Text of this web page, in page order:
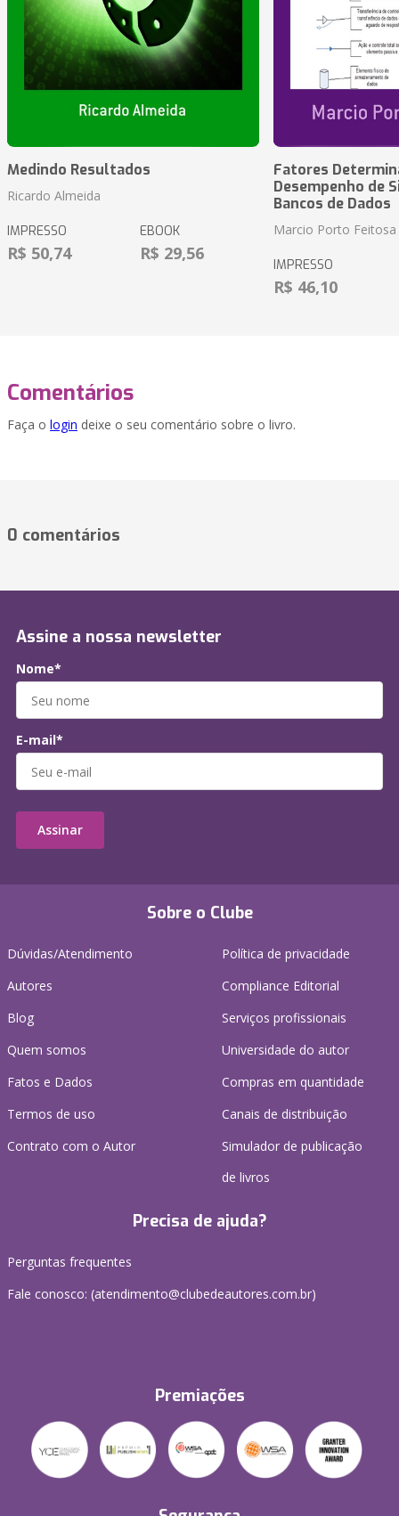
Medindo Resultados
Ricardo Almeida
IMPRESSO
R$ 50,74
EBOOK
R$ 29,56
Fatores
Desempenho de
Bancos de Dados
Marcio Porto Feitosa
IMPRESSO
R$ 46,10
Comentários
Faça o login deixe o seu comentário sobre o livro.
0 comentários
Sobre o Clube
Dúvidas/Atendimento
Autores
Blog
Quem somos
Fatos e Dados
Termos de uso
Contrato com o Autor
Política de privacidade
Compliance Editorial
Serviços profissionais
Universidade do autor
Compras em quantidade
Canais de distribuição
Simulador de publicação
de livros
Precisa de ajuda?
Perguntas frequentes
Fale conosco: (atendimento@clubedeautores.com.br)
Premiações
Assine a nossa newsletter
Nome*
E-mail*
Assinar